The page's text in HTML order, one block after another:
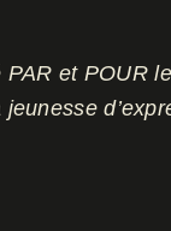
et POUR